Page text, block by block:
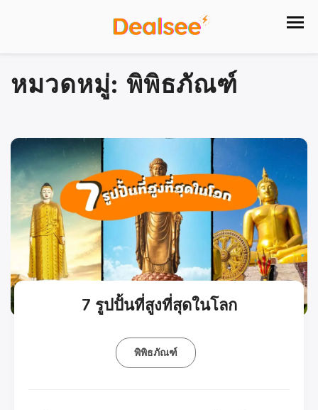
หมวดหมู่: พิพิธภัณฑ์
7 รูปปั้นที่สูงที่สุดในโลก
พิพิธภัณฑ์